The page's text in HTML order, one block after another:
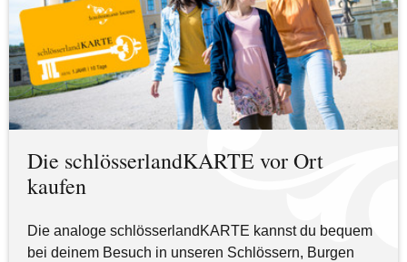
Die schlösserlandKARTE vor Ort
kaufen
Die analoge schlösserlandKARTE kannst du bequem
bei deinem Besuch in unseren Schlössern, Burgen